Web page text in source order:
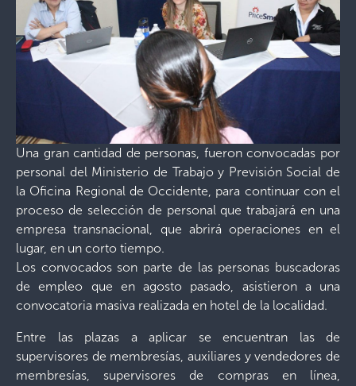
Una gran cantidad de personas, fueron convocadas por
personal del Ministerio de Trabajo y Previsión Social de
la Oficina Regional de Occidente, para continuar con el
proceso de selección de personal que trabajará en una
empresa transnacional, que abrirá operaciones en el
lugar, en un corto tiempo.
Los convocados son parte de las personas buscadoras
de empleo que en agosto pasado, asistieron a una
convocatoria masiva realizada en hotel de la localidad.
Entre las plazas a aplicar se encuentran las de
supervisores de membresías, auxiliares y vendedores de
membresías, supervisores de compras en línea,